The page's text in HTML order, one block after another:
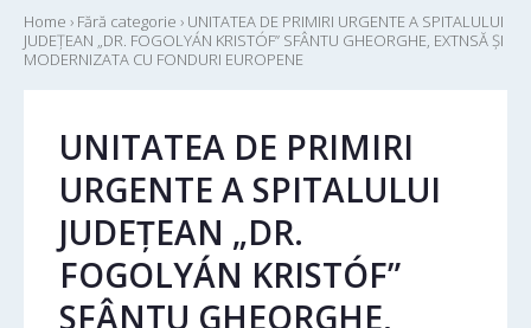
Home › Fără categorie › UNITATEA DE PRIMIRI URGENTE A SPITALULUI
JUDEȚEAN „DR. FOGOLYÁN KRISTÓF” SFÂNTU GHEORGHE, EXTNSĂ ȘI
MODERNIZATA CU FONDURI EUROPENE
UNITATEA DE PRIMIRI
URGENTE A SPITALULUI
JUDEȚEAN „DR.
FOGOLYÁN KRISTÓF”
SFÂNTU GHEORGHE,